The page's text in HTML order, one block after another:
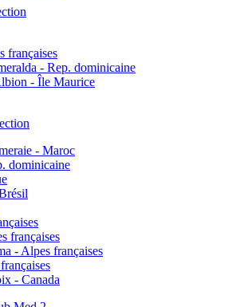
françaises
- Rep. dominicaine
- Île Maurice
- Maroc
dominicaine
françaises
- Alpes françaises
- Canada